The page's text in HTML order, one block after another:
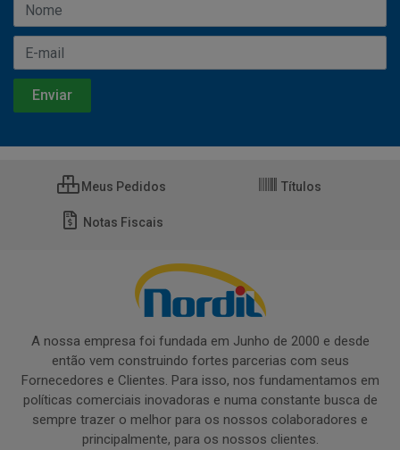
Meus Pedidos Títulos
Notas Fiscais
A nossa empresa foi fundada em Junho de 2000 e desde
então vem construindo fortes parcerias com seus
Fornecedores e Clientes. Para isso, nos fundamentamos em
políticas comerciais inovadoras e numa constante busca de
sempre trazer o melhor para os nossos colaboradores e
principalmente, para os nossos clientes.